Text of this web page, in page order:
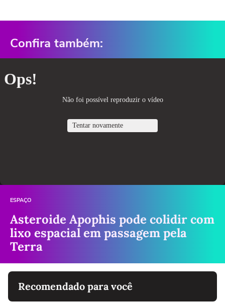
Confira também:
ESPAÇO
Asteroide Apophis pode colidir com
lixo espacial em passagem pela
Terra
Recomendado para você